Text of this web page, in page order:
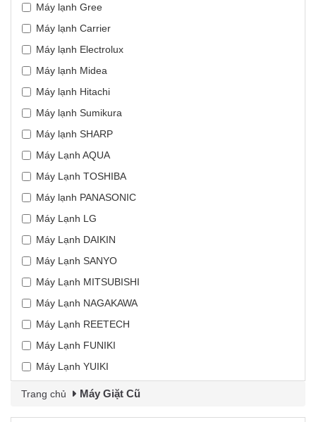
Máy lạnh Gree
Máy lạnh Carrier
Máy lạnh Electrolux
Máy lạnh Midea
Máy lạnh Hitachi
Máy lạnh Sumikura
Máy lạnh SHARP
Máy Lạnh AQUA
Máy Lạnh TOSHIBA
Máy lạnh PANASONIC
Máy Lạnh LG
Máy Lạnh DAIKIN
Máy Lạnh SANYO
Máy Lạnh MITSUBISHI
Máy Lạnh NAGAKAWA
Máy Lạnh REETECH
Máy Lạnh FUNIKI
Máy Lạnh YUIKI
Trang chủ Máy Giặt Cũ